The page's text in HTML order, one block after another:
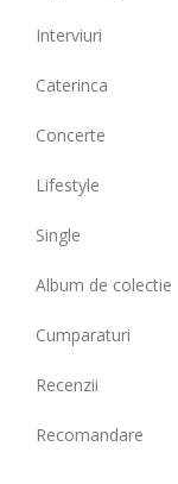
Interviuri
Caterinca
Concerte
Lifestyle
Single
Album de colectie
Cumparaturi
Recenzii
Recomandare